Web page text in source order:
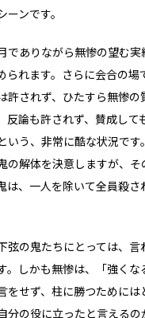
ンです。
でありながら無惨の望む
られます。さらに会合の場
許されず、ひたすら無惨の
反論も許されず、賛成して
いう、非常に酷な状況です
の解体を決意しますが、そ
は、一人を除いて全員殺さ
弦の鬼たちにとっては、言
。しかも無惨は、「強くな
をせず、柱に勝つためには
分の役に立ったと言えるの